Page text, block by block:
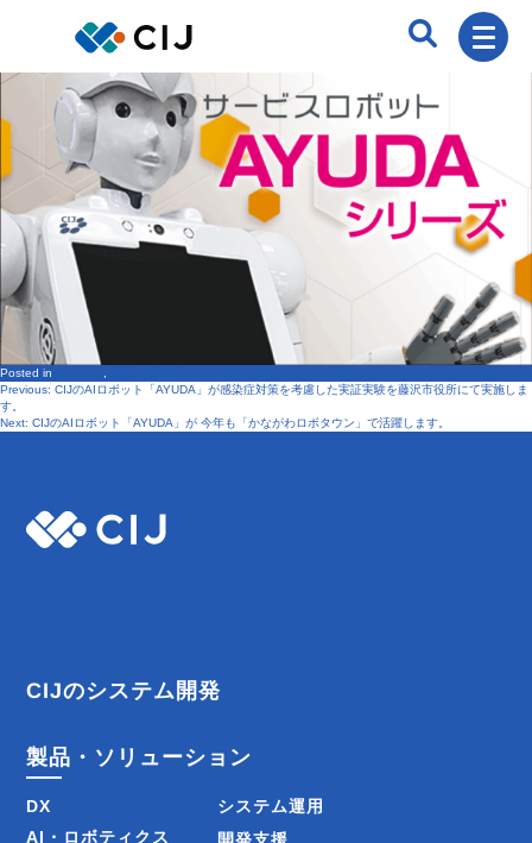
Posted in
Previous: CIJのAIロボット「AYUDA」が感染症対策を考慮した実証実験を藤沢市役所にて実施しま
す。
Next: CIJのAIロボット「AYUDA」が 今年も「かながわロボタウン」で活躍します。
CIJのシステム開発
製品・ソリューション
DX
AI・ロボティクス
システム運用